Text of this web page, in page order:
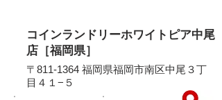
コインランドリーホワイトピア中尾
店［福岡県］
〒811-1364 福岡県福岡市南区中尾３丁
目４１−５